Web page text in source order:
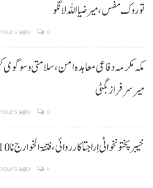
توروک مفس، میر ضیا اللہ لانگو
ago 0
مکہ مکرمہ دفاعی معاہدہ امن، سلامتی و
میر سرفراز بگٹی
ago 0
خیبر پختونخوا ٹی اِرا جتا کارروائی، فتنۃ الخوارج نا 10خوارج خلنگار،آئی ایس پی آر
ago 0